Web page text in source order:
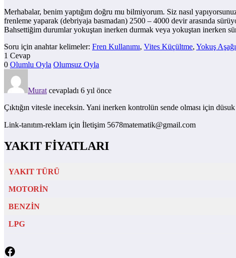
Merhabalar, benim yaptığım doğru mu bilmiyorum. Siz nasıl
frenleme yaparak (debriyaja basmadan) 2500 – 4000 devir arasında
Bahsettiğim durumlar yokuştan inerken durmak veya yokuştan inerken
Soru için anahtar kelimeler: Fren Kullanımı, Vites Küçültme, Yokuş Aşağı
1 Cevap
0 Olumlu Oyla Olumsuz Oyla
Muratcevapladı 6 yıl önce
Çıktığın vitesle ineceksin. Yani inerken kontrolün sende olması için
Link-tanıtım-reklam için İletişim 5678matematik@gmail.com
YAKIT FİYATLARI
YAKIT TÜRÜ
MOTORİN
BENZİN
LPG
Facebook